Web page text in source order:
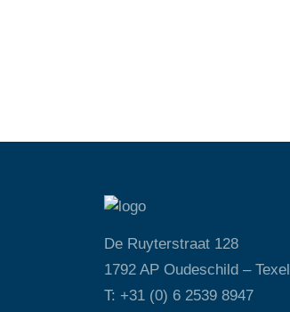
De Ruyterstraat 128
1792 AP Oudeschild – Texel
T: +31 (0) 6 2539 8947